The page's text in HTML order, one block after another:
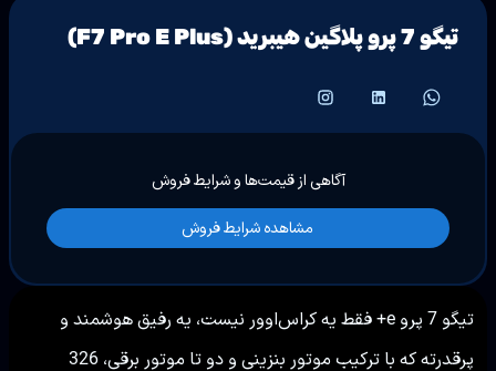
تیگو 7 پرو پلاگین هیبرید (F7 Pro E Plus)
آگاهی از قیمت‌ها و شرایط فروش
مشاهده شرایط فروش
تیگو 7 پرو e+ فقط یه کراس‌اوور نیست، یه رفیق هوشمند و
پرقدرته که با ترکیب موتور بنزینی و دو تا موتور برقی، 326